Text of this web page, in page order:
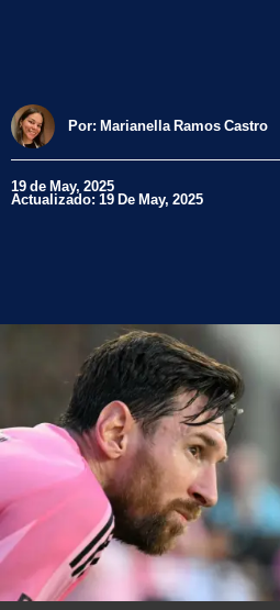
Por: Marianella Ramos Castro
19 de May, 2025
Actualizado: 19 De May, 2025